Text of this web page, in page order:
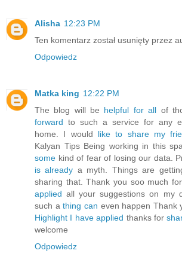
Alisha 12:23 PM
Ten komentarz został usunięty przez
Odpowiedz
Matka king 12:22 PM
The blog will be helpful for all of
forward to such a service for any
home. I would like to share my
Kalyan Tips Being working in this
some kind of fear of losing our data.
is already a myth. Things are
sharing that. Thank you soo much
applied all your suggestions on my
such athing can even happen Thank
Highlight I have applied thanks for
welcome
Odpowiedz